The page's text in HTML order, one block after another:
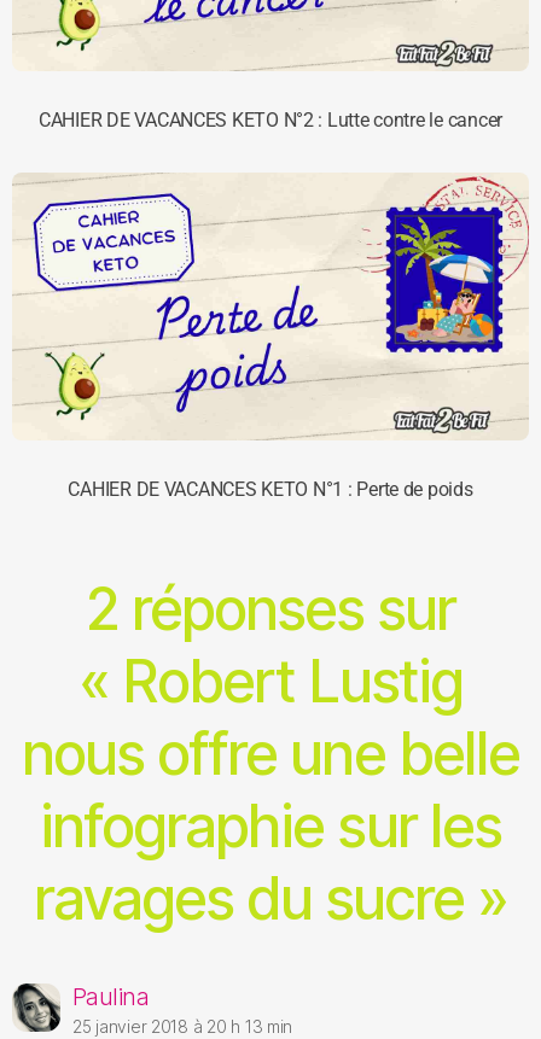
CAHIER DE VACANCES KETO N°2 : Lutte contre le cancer
CAHIER DE VACANCES KETO N°1 : Perte de poids
2 réponses sur
« Robert Lustig
nous offre une belle
infographie sur les
ravages du sucre »
Paulina
25 janvier 2018 à 20 h 13 min